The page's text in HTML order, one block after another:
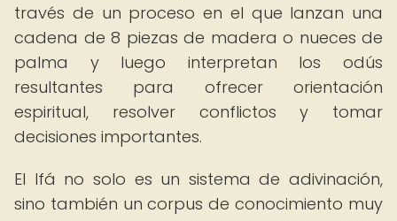
través de un proceso en el que lanzan una
cadena de 8 piezas de madera o nueces de
palma y luego interpretan los odús
resultantes para ofrecer orientación
espiritual, resolver conflictos y tomar
decisiones importantes.
El Ifá no solo es un sistema de adivinación,
sino también un corpus de conocimiento muy